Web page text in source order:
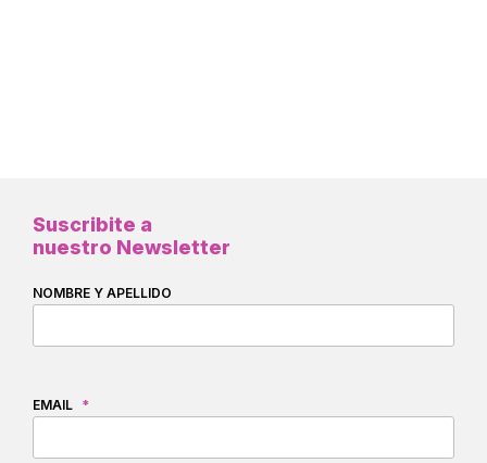
Suscribite a
nuestro Newsletter
NOMBRE Y APELLIDO
EMAIL *